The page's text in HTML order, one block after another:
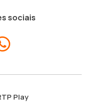
sociais
Play